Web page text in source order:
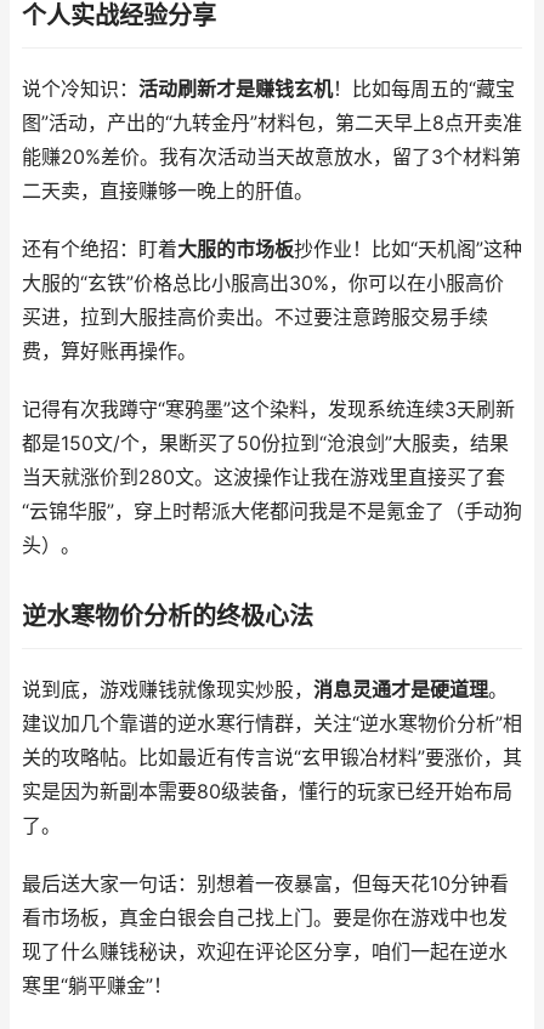
个人实战经验分享
说个冷知识： 活动刷新才是赚钱玄机！比如每周五的“藏宝
图”活动，产出的“九转金丹”材料包，第二天早上8点开卖准
能赚20%差价。我有次活动当天故意放水，留了3个材料第
二天卖，直接赚够一晚上的肝值。
还有个绝招：盯着大服的市场板抄作业！比如“天机阁”这种
大服的“玄铁”价格总比小服高出30%，你可以在小服高价
买进，拉到大服挂高价卖出。不过要注意跨服交易手续
费，算好账再操作。
记得有次我蹲守“寒鸦墨”这个染料，发现系统连续3天刷新
都是150文/个，果断买了50份拉到“沧浪剑”大服卖，结果
当天就涨价到280文。这波操作让我在游戏里直接买了套
“云锦华服”，穿上时帮派大佬都问我是不是氪金了（手动狗
头）。
逆水寒物价分析的终极心法
说到底，游戏赚钱就像现实炒股， 消息灵通才是硬道理。
建议加几个靠谱的逆水寒行情群，关注“逆水寒物价分析”相
关的攻略帖。比如最近有传言说“玄甲锻冶材料”要涨价，其
实是因为新副本需要80级装备，懂行的玩家已经开始布局
了。
最后送大家一句话：别想着一夜暴富，但每天花10分钟看
看市场板，真金白银会自己找上门。要是你在游戏中也发
现了什么赚钱秘诀，欢迎在评论区分享，咱们一起在逆水
寒里“躺平赚金”！